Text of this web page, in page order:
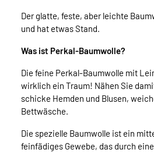
Der glatte, feste, aber leichte
und hat etwas Stand.
Was ist Perkal-Baumwolle?
Die feine Perkal-Baumwolle mit
wirklich ein Traum! Nähen Sie
schicke Hemden und Blusen,
Bettwäsche.
Die spezielle Baumwolle ist ein
feinfädiges Gewebe, das durch